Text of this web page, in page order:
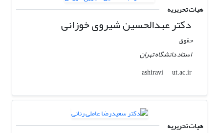
هیات تحریریه
دکتر عبدالحسین شیروی خوزانی
حقوق
استاد دانشگاه تهران
ashiravi
ut.ac.ir
هیات تحریریه